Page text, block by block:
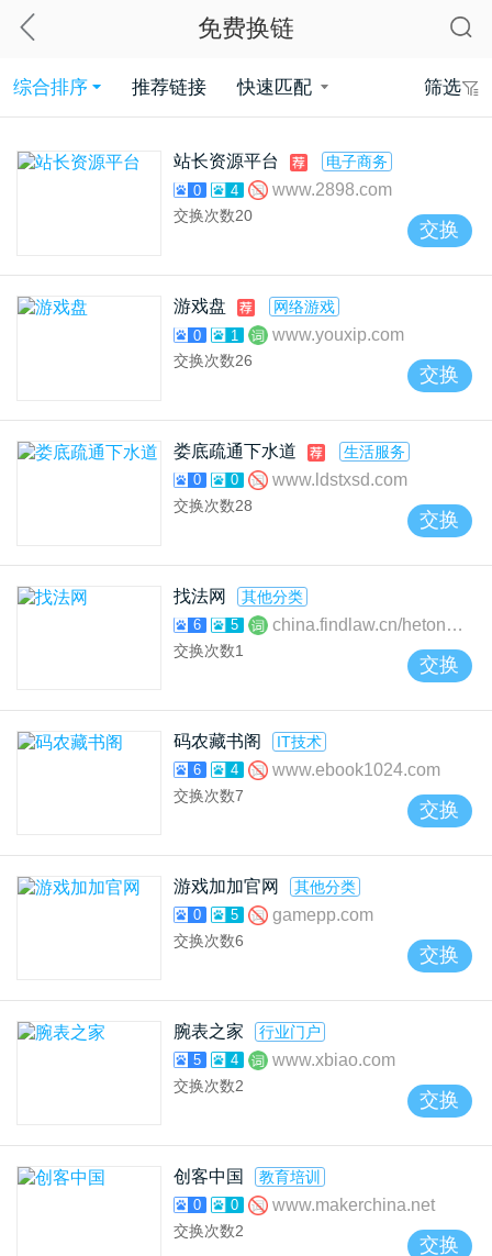
免费换链
综合排序 推荐链接 快速匹配 筛选
站长资源平台 电子商务
0 4 www.2898.com
交换次数20
交换
游戏盘 网络游戏
0 1 www.youxip.com
交换次数26
交换
娄底疏通下水道 生活服务
0 0 www.ldstxsd.com
交换次数28
交换
找法网 其他分类
6 5 china.findlaw.cn/hetongfa
交换次数1
交换
码农藏书阁 IT技术
6 4 www.ebook1024.com
交换次数7
交换
游戏加加官网 其他分类
0 5 gamepp.com
交换次数6
交换
腕表之家 行业门户
5 4 www.xbiao.com
交换次数2
交换
创客中国 教育培训
0 0 www.makerchina.net
交换次数2
交换